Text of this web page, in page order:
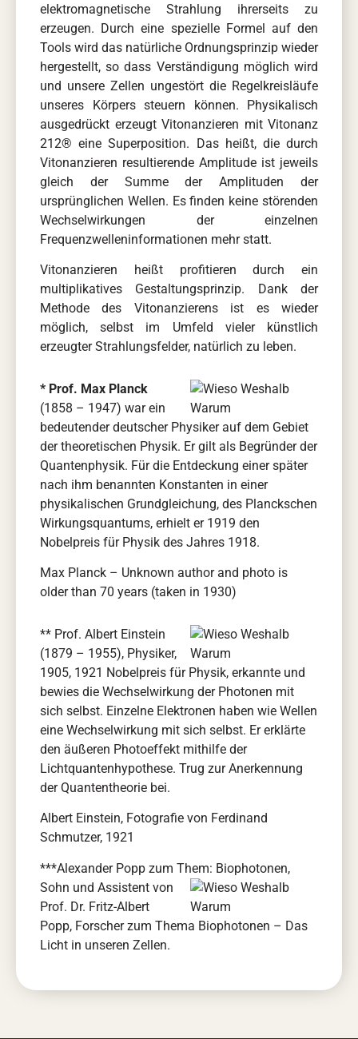
elektromagnetische Strahlung ihrerseits zu
erzeugen. Durch eine spezielle Formel auf den
Tools wird das natürliche Ordnungsprinzip wieder
hergestellt, so dass Verständigung möglich wird
und unsere Zellen ungestört die Regelkreisläufe
unseres Körpers steuern können. Physikalisch
ausgedrückt erzeugt Vitonanzieren mit Vitonanz
212® eine Superposition. Das heißt, die durch
Vitonanzieren resultierende Amplitude ist jeweils
gleich der Summe der Amplituden der
ursprünglichen Wellen. Es finden keine störenden
Wechselwirkungen der einzelnen
Frequenzwelleninformationen mehr statt.
Vitonanzieren heißt profitieren durch ein
multiplikatives Gestaltungsprinzip. Dank der
Methode des Vitonanzierens ist es wieder
möglich, selbst im Umfeld vieler künstlich
erzeugter Strahlungsfelder, natürlich zu leben.
* Prof. Max Planck
(1858 – 1947) war ein
bedeutender deutscher Physikerauf dem Gebiet
dertheoretischen Physik. Er gilt als Begründer der
Quantenphysik. Für die Entdeckung einer später
nach ihm benannten Konstanten in einer
physikalischen Grundgleichung, des Planckschen
Wirkungsquantums, erhielt er 1919 den
Nobelpreis für Physik des Jahres 1918.
Max Planck – Unknown author and photo is
older than 70 years (taken in 1930)
** Prof. Albert Einstein
(1879 – 1955), Physiker,
1905, 1921 Nobelpreis für Physik, erkannte und
bewies die Wechselwirkung der Photonen mit
sich selbst. Einzelne Elektronen haben wie Wellen
eine Wechselwirkung mit sich selbst. Er erklärte
den äußeren Photoeffekt mithilfe der
Lichtquantenhypothese. Trug zur Anerkennung
der Quantentheorie bei.
Albert Einstein, Fotografie von Ferdinand
Schmutzer, 1921
***Alexander Popp zum Them: Biophotonen,
Sohn und Assistent von
Prof. Dr. Fritz-Albert
Popp, Forscher zum Thema Biophotonen – Das
Licht in unseren Zellen.